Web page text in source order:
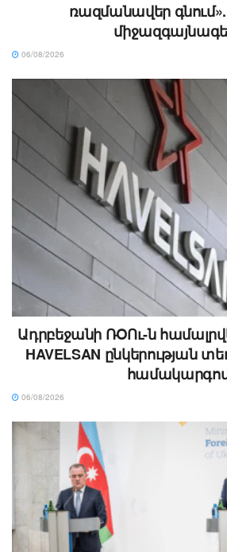
ռազմանավեր
06/08/2026
Ադրբեջանի ՌՕՈւ-ն
HAVELSAN ընկերության
06/08/2026